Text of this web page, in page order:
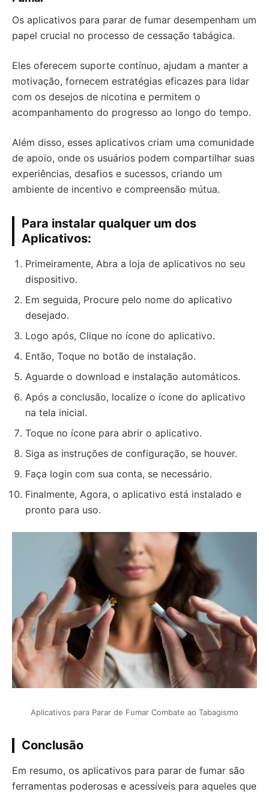
Os aplicativos para parar de fumar desempenham um
papel crucial no processo de cessação tabágica.
Eles oferecem suporte contínuo, ajudam a manter a
motivação, fornecem estratégias eficazes para lidar
com os desejos de nicotina e permitem o
acompanhamento do progresso ao longo do tempo.
Além disso, esses aplicativos criam uma comunidade
de apoio, onde os usuários podem compartilhar suas
experiências, desafios e sucessos, criando um
ambiente de incentivo e compreensão mútua.
Para instalar qualquer um dos
Aplicativos:
Primeiramente, Abra a loja de aplicativos no seu
dispositivo.
Em seguida, Procure pelo nome do aplicativo
desejado.
Logo após, Clique no ícone do aplicativo.
Então, Toque no botão de instalação.
Aguarde o download e instalação automáticos.
Após a conclusão, localize o ícone do aplicativo
na tela inicial.
Toque no ícone para abrir o aplicativo.
Siga as instruções de configuração, se houver.
Faça login com sua conta, se necessário.
Finalmente, Agora, o aplicativo está instalado e
pronto para uso.
Aplicativos para Parar de Fumar Combate ao Tabagismo
Conclusão
Em resumo, os aplicativos para parar de fumar são
ferramentas poderosas e acessíveis para aqueles que